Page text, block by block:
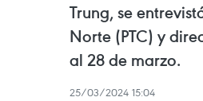
Trung, se
Norte (PTC) y
al 28 de marzo.
25/03/2024 15:04